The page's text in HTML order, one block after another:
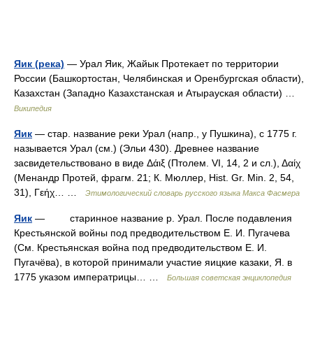
Яик (река) — Урал Яик, Жайык Протекает по территории
России (Башкортостан, Челябинская и Оренбургская области),
Казахстан (Западно Казахстанская и Атырауская области) …
Википедия
Яик — стар. название реки Урал (напр., у Пушкина), с 1775 г.
называется Урал (см.) (Эльи 430). Древнее название
засвидетельствовано в виде Δάιξ (Птолем. VI, 14, 2 и сл.), Δαίχ
(Менандр Протей, фрагм. 21; К. Мюллер, Hist. Gr. Мin. 2, 54,
31), Γεήχ… …
Этимологический словарь русского языка Макса Фасмера
Яик — старинное название р. Урал. После подавления
Крестьянской войны под предводительством Е. И. Пугачева
(См. Крестьянская война под предводительством Е. И.
Пугачёва), в которой принимали участие яицкие казаки, Я. в
1775 указом императрицы… …
Большая советская энциклопедия